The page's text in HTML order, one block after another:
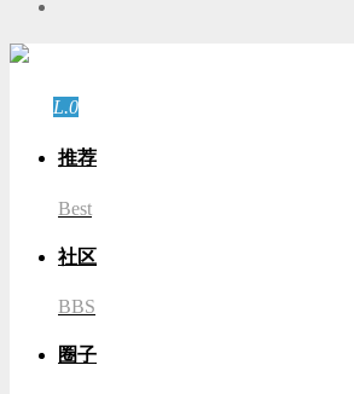
L.0
推荐
Best
社区
BBS
圈子